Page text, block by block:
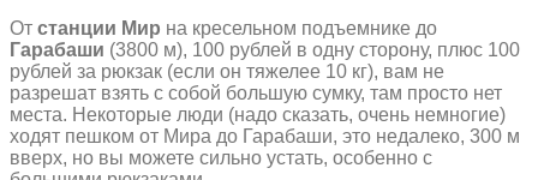
От станции Мир на кресельном подъемнике до
Гарабаши (3800 м), 100 рублей в одну сторону, плюс 100
рублей за рюкзак (если он тяжелее 10 кг), вам не
разрешат взять с собой большую сумку, там просто нет
места. Некоторые люди (надо сказать, очень немногие)
ходят пешком от Мира до Гарабаши, это недалеко, 300 м
вверх, но вы можете сильно устать, особенно с